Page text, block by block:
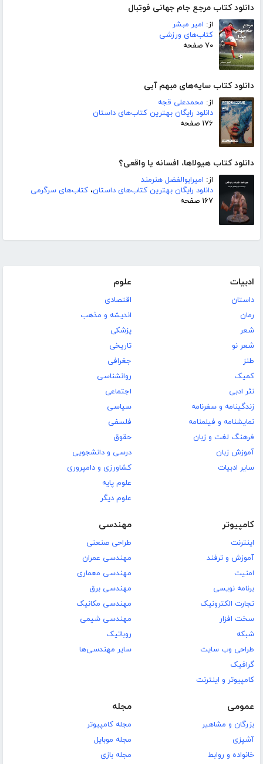
دانلود کتاب مرجع جام جهانی فوتبال
از: امیر مبشر
کتاب‌های ورزشی
۷۰ صفحه
دانلود کتاب سایه‌های مبهم آبی
از: محمدعلی قجه
دانلود رایگان بهترین کتاب‌های داستان
۱۷۶ صفحه
دانلود کتاب هیولاها، افسانه یا واقعی؟
از: امیرابوالفضل هنرمند
دانلود رایگان بهترین کتاب‌های داستان، کتاب‌های سرگرمی
۱۶۷ صفحه
ادبیات
داستان
رمان
شعر
شعر نو
طنز
کمیک
نثر ادبی
زندگینامه و سفرنامه
نمایشنامه و فیلمنامه
فرهنگ لغت و زبان
آموزش زبان
سایر ادبیات
علوم
اقتصادی
اندیشه و مذهب
پزشکی
تاریخی
جغرافی
روانشناسی
اجتماعی
سیاسی
فلسفی
حقوق
درسی و دانشجویی
کشاورزی و دامپروری
علوم پایه
علوم دیگر
کامپیوتر
اینترنت
آموزش و ترفند
امنیت
برنامه نویسی
تجارت الکترونیک
سخت افزار
شبکه
طراحی وب سایت
گرافیک
کامپیوتر و اینترنت
مهندسی
طراحی صنعتی
مهندسی عمران
مهندسی معماری
مهندسی برق
مهندسی مکانیک
مهندسی شیمی
روباتیک
سایر مهندسی‌ها
عمومی
بزرگان و مشاهیر
آشپزی
خانواده و روابط
مجله
مجله کامپیوتر
مجله موبایل
مجله بازی